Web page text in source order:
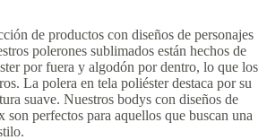
de productos con diseños de personajes
polerones sublimados están hechos de
por fuera y algodón por dentro, lo que los
La polera en tela poliéster destaca por su
suave. Nuestros bodys con diseños de
son perfectos para aquellos que buscan una